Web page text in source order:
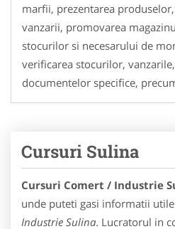
marfii, prezentarea
vanzarii, promovarea
stocurilor si necesarului de
verificarea stocurilor,
documentelor specifice,
Cursuri Sulina
Cursuri Comert / Industrie
unde puteti gasi informatii
Industrie Sulina. Lucratorul in